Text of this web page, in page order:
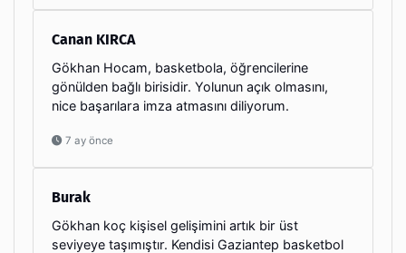
Canan KIRCA
Gökhan Hocam, basketbola, öğrencilerine
gönülden bağlı birisidir. Yolunun açık olmasını,
nice başarılara imza atmasını diliyorum.
7 ay önce
Burak
Gökhan koç kişisel gelişimini artık bir üst
seviyeye taşımıştır. Kendisi Gaziantep basketbol